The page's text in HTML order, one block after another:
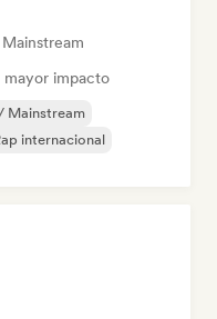
mayor impacto
Mainstream
internacional